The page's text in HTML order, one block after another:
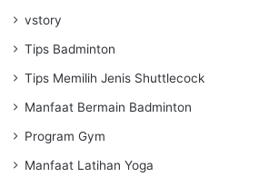
vstory
Tips Badminton
Tips Memilih Jenis Shuttlecock
Manfaat Bermain Badminton
Program Gym
Manfaat Latihan Yoga